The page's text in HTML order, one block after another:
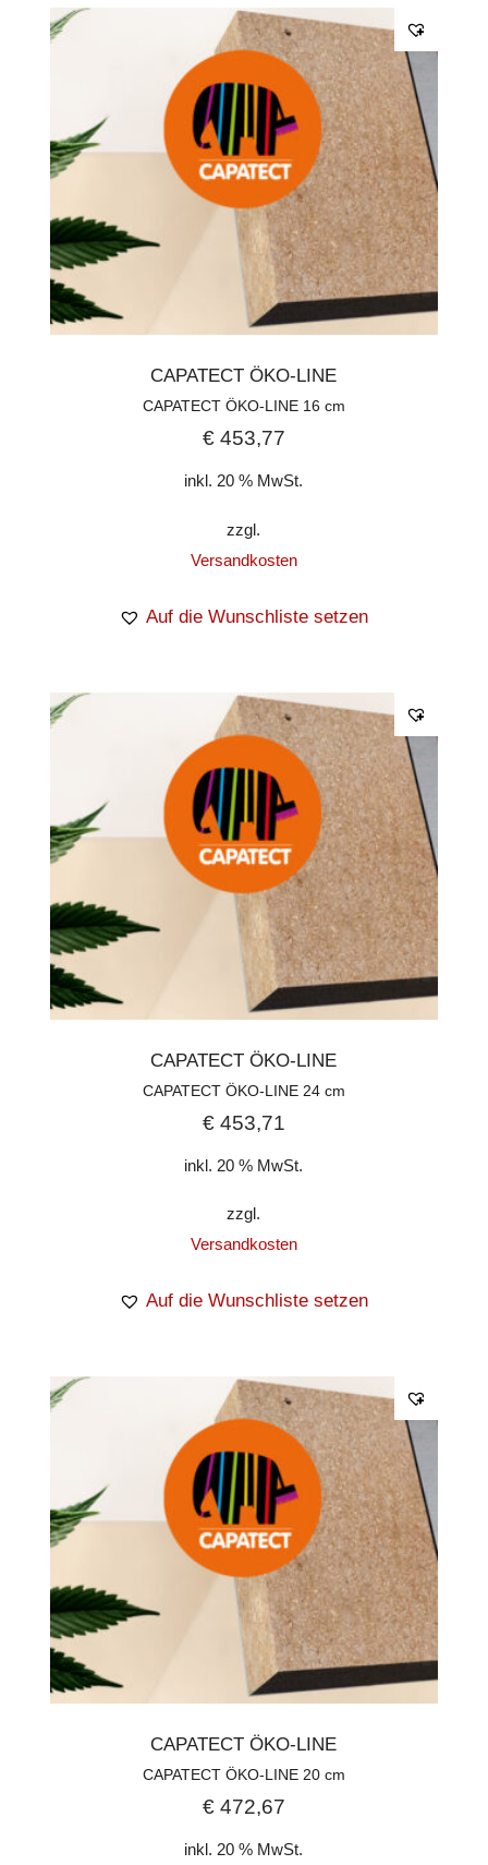
CAPATECT ÖKO-LINE
CAPATECT ÖKO-LINE 16 cm
€453,77
inkl. 20 % MwSt.
zzgl.
Versandkosten
Auf die Wunschliste setzen
CAPATECT ÖKO-LINE
CAPATECT ÖKO-LINE 24 cm
€453,71
inkl. 20 % MwSt.
zzgl.
Versandkosten
Auf die Wunschliste setzen
CAPATECT ÖKO-LINE
CAPATECT ÖKO-LINE 20 cm
€472,67
inkl. 20 % MwSt.